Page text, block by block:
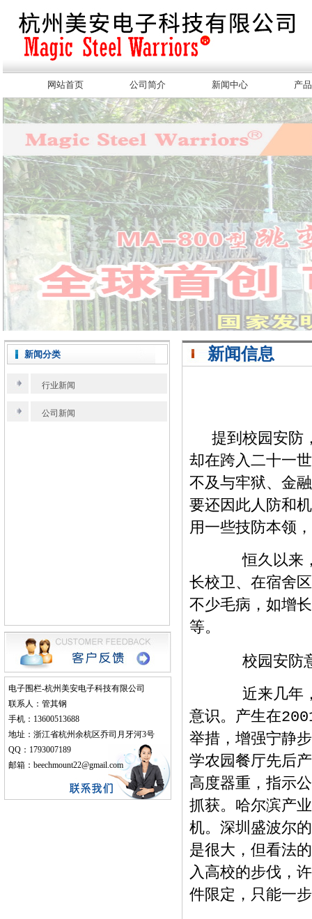
网站首页 公司简介 新闻中心 产
新闻分类
行业新闻
公司新闻
电子围栏-杭州美安电子科技有限公司
联系人：管其钢
手机：13600513688
地址：浙江省杭州余杭区乔司月牙河3号
QQ：1793007189
邮箱：beechmount22@gmail.com
新闻信息
提到校园安防
却在跨入二十一
不及与牢狱、金
要还因此人防和
用一些技防本领
恒久以来，
长校卫、在宿舍
不少毛病，如增
等。
校园安防
近来几年，
意识。产生在
举措，增强宁静
学农园餐厅先后
高度器重，指示
抓获。哈尔滨产
机。深圳盛波尔
是很大，但看法
入高校的步伐，
件限定，只能一